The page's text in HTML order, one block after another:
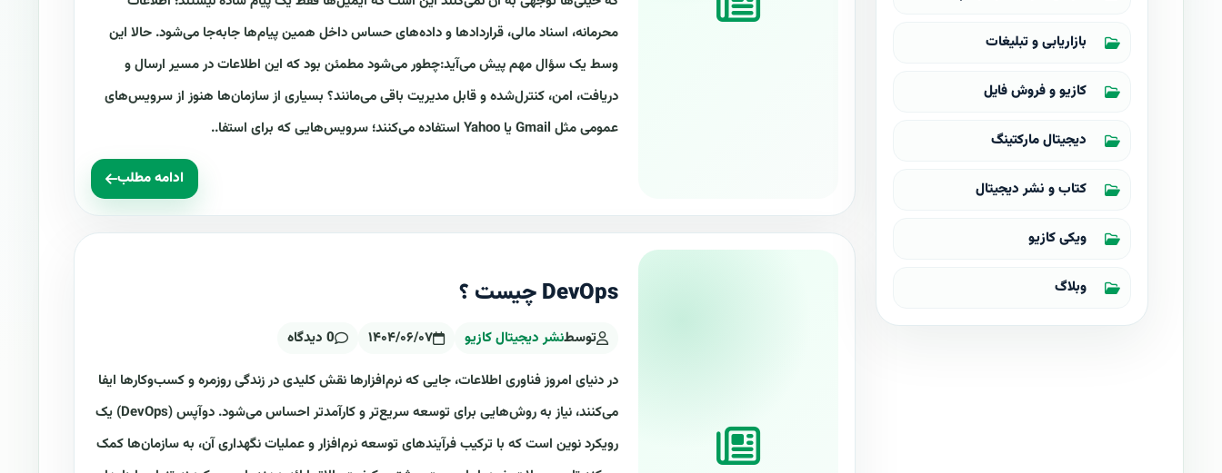
بازاریابی و تبلیغات
کازیو و فروش فایل
دیجیتال مارکتینگ
کتاب و نشر دیجیتال
ویکی کازیو
وبلاگ
محرمانه، اسناد مالی، قراردادها و داده‌های حساس داخل همین پیام‌ها جابه‌جا می‌شود. حالا این
وسط یک سؤال مهم پیش می‌آید:چطور می‌شود مطمئن بود که این اطلاعات در مسیر ارسال و
دریافت، امن، کنترل‌شده و قابل مدیریت باقی می‌مانند؟ بسیاری از سازمان‌ها هنوز از سرویس‌های
عمومی مثل Gmail یا Yahoo استفاده می‌کنند؛ سرویس‌هایی که برای استفا..
ادامه مطلب
DevOps چیست ؟
توسطنشر دیجیتال کازیو ۱۴۰۴/۰۶/۰۷ 0 دیدگاه
در دنیای امروز فناوری اطلاعات، جایی که نرم‌افزارها نقش کلیدی در زندگی روزمره و کسب‌وکارها ایفا
می‌کنند، نیاز به روش‌هایی برای توسعه سریع‌تر و کارآمدتر احساس می‌شود. دوآپس (DevOps) یک
رویکرد نوین است که با ترکیب فرآیندهای توسعه نرم‌افزار و عملیات نگهداری آن، به سازمان‌ها کمک